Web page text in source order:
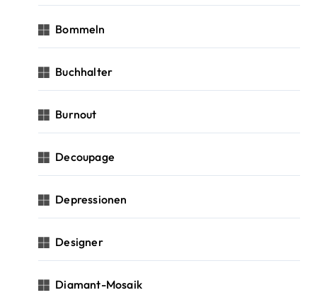
Bommeln
Buchhalter
Burnout
Decoupage
Depressionen
Designer
Diamant-Mosaik